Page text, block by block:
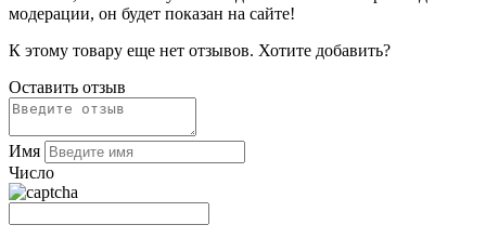
модерации, он будет показан на сайте!
К этому товару еще нет отзывов. Хотите добавить?
Оставить отзыв
Имя
Число